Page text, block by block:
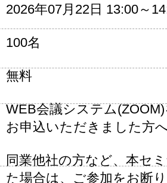
2026年07月22日 13:00～
100名
無料
WEB会議システム
お申込いただきました方
同業他社の方など、本セ
た場合は、ご参加をお断